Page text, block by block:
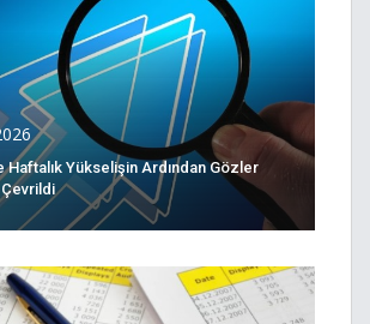
Haftalık Yükselişin Ardından Gözler